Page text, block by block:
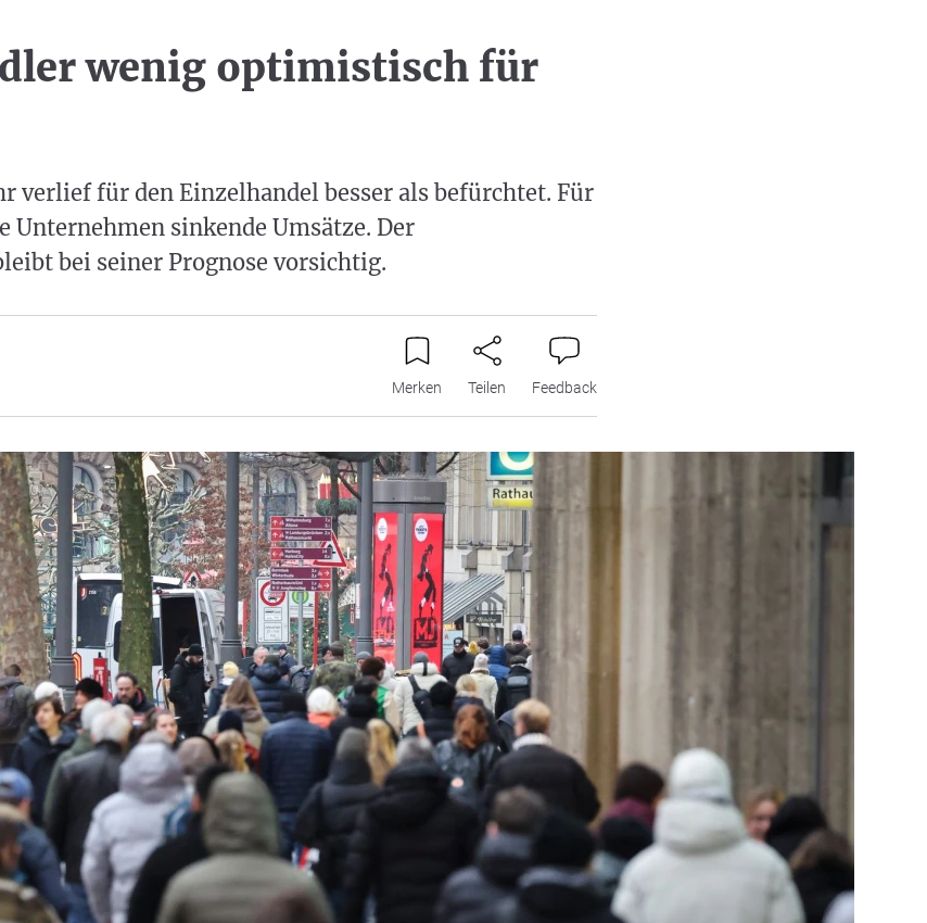
wenig optimistisch für
verlief für den Einzelhandel besser als befürchtet. Für
Unternehmen sinkende Umsätze. Der
bei seiner Prognose vorsichtig.
Merken Teilen Feedback